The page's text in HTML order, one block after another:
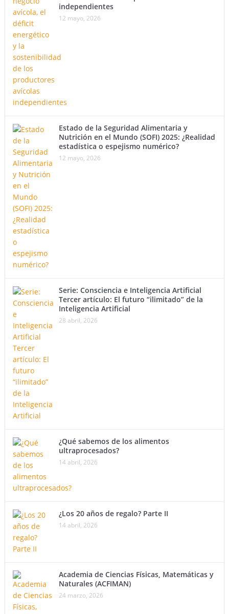
independientes
12 mayo, 2026
Estado de la Seguridad Alimentaria y
Nutrición en el Mundo (SOFI) 2025: ¿Realidad
estadística o espejismo numérico?
12 mayo, 2026
Serie: Consciencia e Inteligencia Artificial
Tercer artículo: El futuro “ilimitado” de la
Inteligencia Artificial
28 abril, 2026
¿Qué sabemos de los alimentos
ultraprocesados?
14 abril, 2026
¿Los 20 años de regalo? Parte II
14 abril, 2026
Academia de Ciencias Físicas, Matemáticas y
Naturales (ACFIMAN)
24 marzo, 2026